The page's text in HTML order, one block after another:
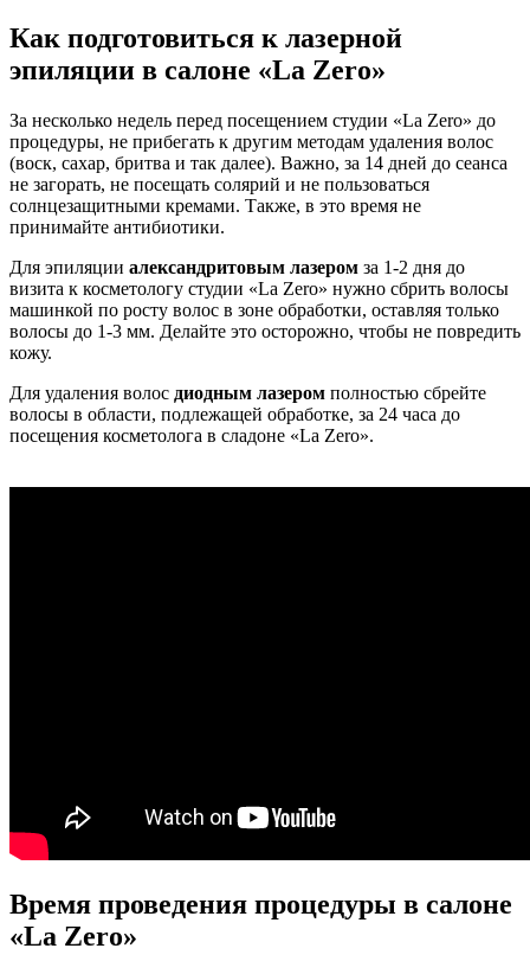
Как подготовиться к лазерной
эпиляции в салоне «La Zero»
За несколько недель перед посещением студии «La Zero» до
процедуры, не прибегать к другим методам удаления волос
(воск, сахар, бритва и так далее). Важно, за 14 дней до сеанса
не загорать, не посещать солярий и не пользоваться
солнцезащитными кремами. Также, в это время не
принимайте антибиотики.
Для эпиляции александритовым лазером за 1-2 дня до
визита к косметологу студии «La Zero» нужно сбрить волосы
машинкой по росту волос в зоне обработки, оставляя только
волосы до 1-3 мм. Делайте это осторожно, чтобы не повредить
кожу.
Для удаления волос диодным лазером полностью сбрейте
волосы в области, подлежащей обработке, за 24 часа до
посещения косметолога в сладоне «La Zero».
Время проведения процедуры в салоне
«La Zero»